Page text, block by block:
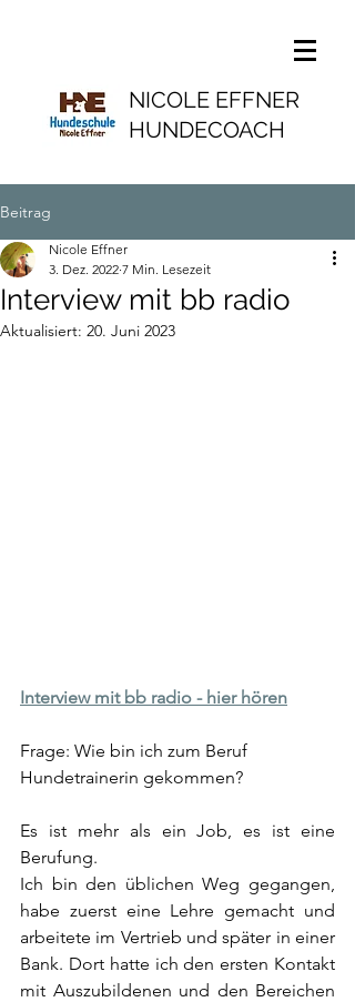
NICOLE EFFNER
HUNDECOACH
Beitrag
Interview mit bb radio
Nicole Effner
3. Dez. 2022 7 Min. Lesezeit
Aktualisiert: 20. Juni 2023
Interview mit bb radio - hier hören
Frage: Wie bin ich zum Beruf
Hundetrainerin gekommen?
Es ist mehr als ein Job, es ist eine
Berufung.
Ich bin den üblichen Weg gegangen,
habe zuerst eine Lehre gemacht und
arbeitete im Vertrieb und später in einer
Bank. Dort hatte ich den ersten Kontakt
mit Auszubildenen und den Bereichen